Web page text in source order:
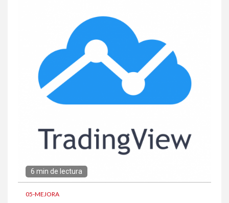
6 min de lectura
05-MEJORA